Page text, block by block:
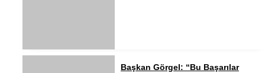
Başkan Görgel: “Bu Başarılar